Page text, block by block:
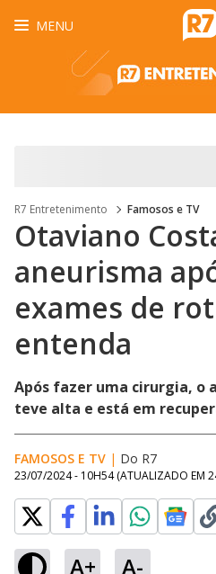
MENU
R7 Entretenimento Famosos e TV
Otaviano
aneurisma
exames de
entenda
Após fazer uma cirurgia, o
teve alta e está em
FAMOSOS E TV | Do R7
23/07/2024 - 10H54 (ATUALIZADO EM
A+ A-